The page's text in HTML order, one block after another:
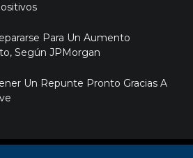
Para Un Aumento
Según JPMorgan
Un Repunte Pronto Gracias A